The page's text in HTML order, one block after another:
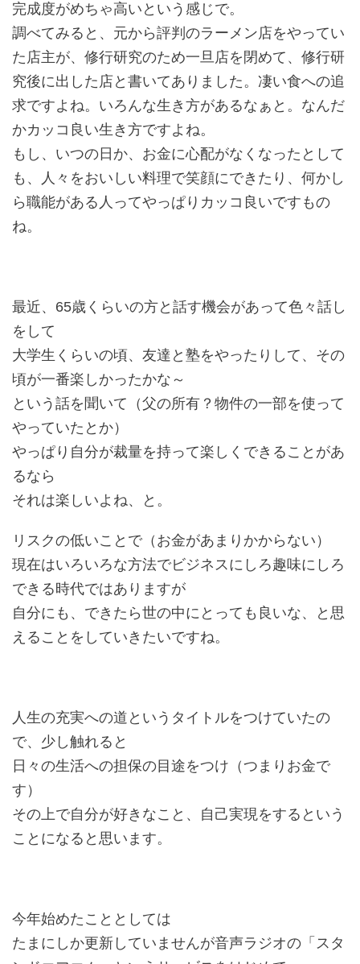
完成度がめちゃ高いという感じで。
調べてみると、元から評判のラーメン店をやってい
た店主が、修行研究のため一旦店を閉めて、修行研
究後に出した店と書いてありました。凄い食への追
求ですよね。いろんな生き方があるなぁと。なんだ
かカッコ良い生き方ですよね。
もし、いつの日か、お金に心配がなくなったとして
も、人々をおいしい料理で笑顔にできたり、何かし
ら職能がある人ってやっぱりカッコ良いですもの
ね。
最近、65歳くらいの方と話す機会があって色々話し
をして
大学生くらいの頃、友達と塾をやったりして、その
頃が一番楽しかったかな～
という話を聞いて（父の所有？物件の一部を使って
やっていたとか）
やっぱり自分が裁量を持って楽しくできることがあ
るなら
それは楽しいよね、と。
リスクの低いことで（お金があまりかからない）
現在はいろいろな方法でビジネスにしろ趣味にしろ
できる時代ではありますが
自分にも、できたら世の中にとっても良いな、と思
えることをしていきたいですね。
人生の充実への道というタイトルをつけていたの
で、少し触れると
日々の生活への担保の目途をつけ（つまりお金で
す）
その上で自分が好きなこと、自己実現をするという
ことになると思います。
今年始めたこととしては
たまにしか更新していませんが音声ラジオの「スタ